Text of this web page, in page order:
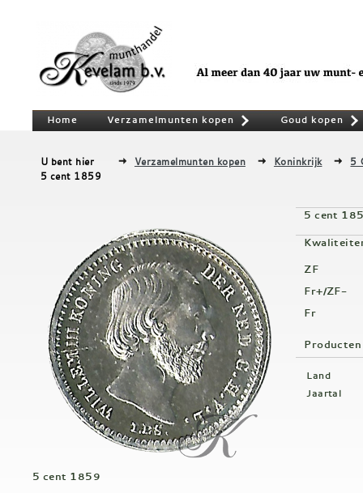
Home Verzamelmunten kopen Goud kopen
U bent hier Verzamelmunten kopen Koninkrijk
5
5 cent 1859
5 cent 1859
5 cent
ZF
Fr+/ZF-
Fr
Land
Jaartal